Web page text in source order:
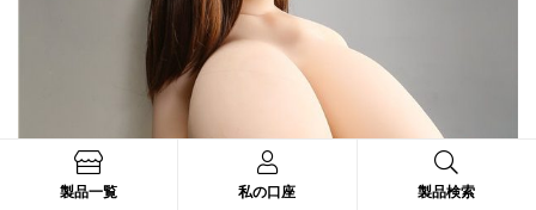
1月 25, 2022
男性が抵抗できない女性の外見5タイプ。
製品一覧 私の口座 製品検索